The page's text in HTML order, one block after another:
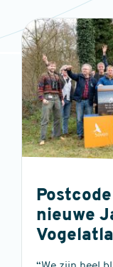
nieuwe